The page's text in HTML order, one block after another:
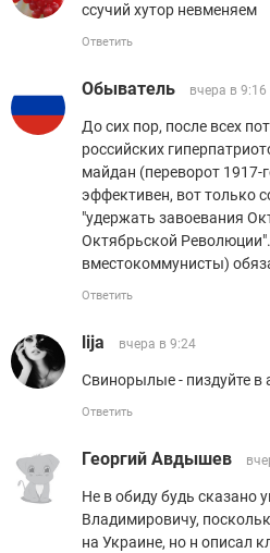
ссучий хутор невменяем
Ответить
Обыватель вчера в 9:16
До сих пор, после всех
российских
майдан (переворот 1917-
эффективен, вот только
"удержать завоевания
Октябрьской
вместокоммунисты)
Ответить
lija вчера в 9:24
Свинорылые - пиздуйте в
Ответить
Георгий Авдышев
Не в обиду будь сказано
Владимировичу,
на Украине, но н описал